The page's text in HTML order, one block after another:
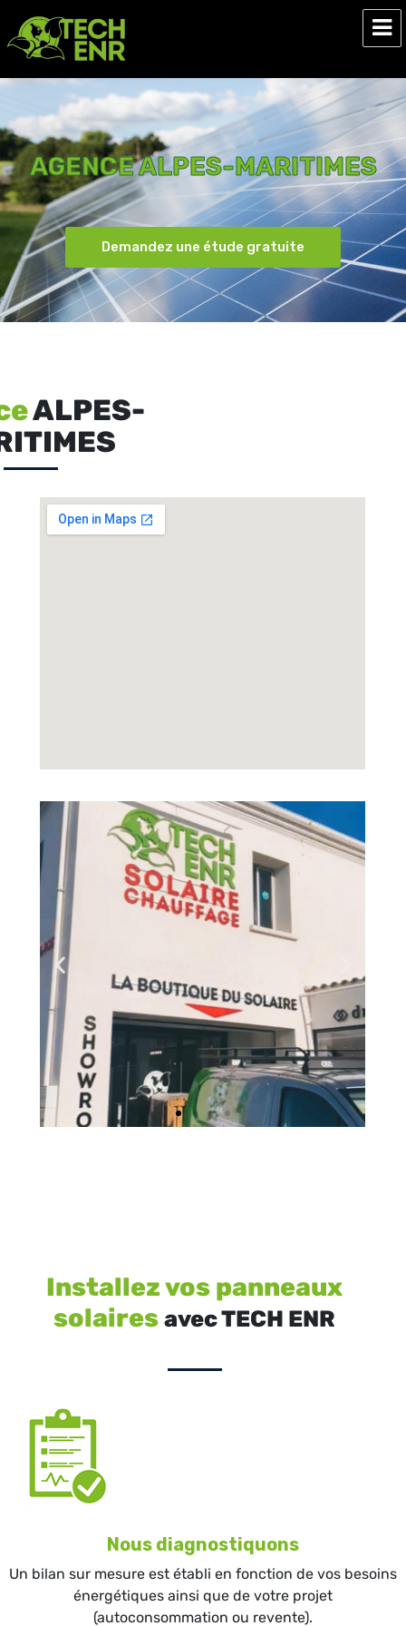
Tech ENR
AGENCE ALPES-MARITIMES
Demandez une étude gratuite
ALPES-
Installez vos panneaux
solairesavec TECH ENR
Nous diagnostiquons
Un bilan sur mesure est établi en fonction de vos besoins
énergétiques ainsi que de votre projet
(autoconsommation ou revente).